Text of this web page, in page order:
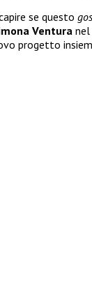
se questo
Venturanel
progetto